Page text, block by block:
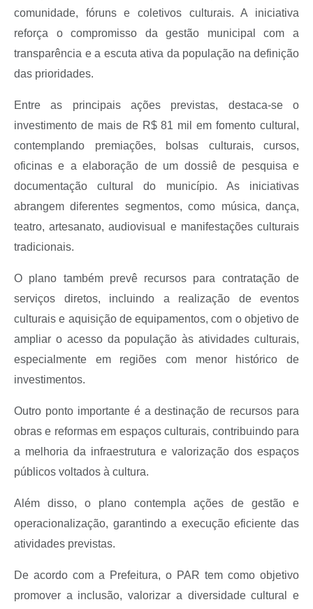
comunidade, fóruns e coletivos culturais. A iniciativa
reforça o compromisso da gestão municipal com a
transparência e a escuta ativa da população na definição
das prioridades.
Entre as principais ações previstas, destaca-se o
investimento de mais de R$ 81 mil em fomento cultural,
contemplando premiações, bolsas culturais, cursos,
oficinas e a elaboração de um dossiê de pesquisa e
documentação cultural do município. As iniciativas
abrangem diferentes segmentos, como música, dança,
teatro, artesanato, audiovisual e manifestações culturais
tradicionais.
O plano também prevê recursos para contratação de
serviços diretos, incluindo a realização de eventos
culturais e aquisição de equipamentos, com o objetivo de
ampliar o acesso da população às atividades culturais,
especialmente em regiões com menor histórico de
investimentos.
Outro ponto importante é a destinação de recursos para
obras e reformas em espaços culturais, contribuindo para
a melhoria da infraestrutura e valorização dos espaços
públicos voltados à cultura.
Além disso, o plano contempla ações de gestão e
operacionalização, garantindo a execução eficiente das
atividades previstas.
De acordo com a Prefeitura, o PAR tem como objetivo
promover a inclusão, valorizar a diversidade cultural e